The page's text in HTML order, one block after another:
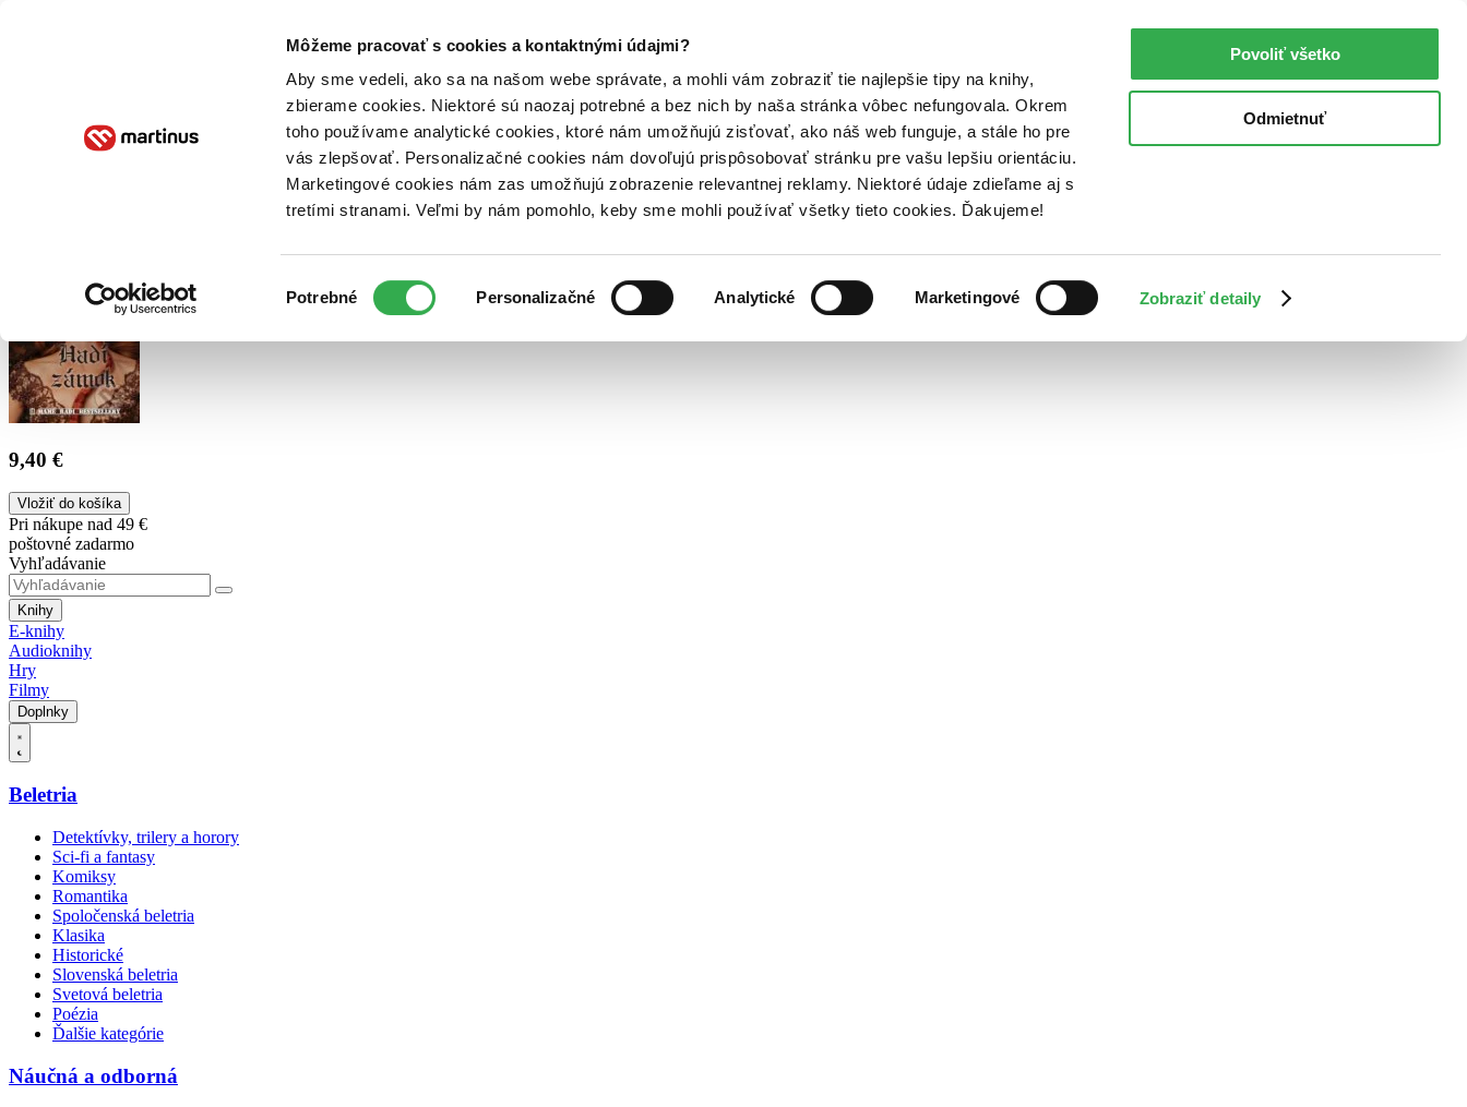
Môžeme pracovať s cookies a kontaktnými údajmi?
Aby sme vedeli, ako sa na našom webe správate, a mohli vám zobraziť tie najlepšie tipy na knihy,
zbierame cookies. Niektoré sú naozaj potrebné a bez nich by naša stránka vôbec nefungovala. Okrem
toho používame analytické cookies, ktoré nám umožňujú zisťovať, ako náš web funguje, a stále ho pre
vás zlepšovať. Personalizačné cookies nám dovoľujú prispôsobovať stránku pre vašu lepšiu orientáciu.
Marketingové cookies nám zas umožňujú zobrazenie relevantnej reklamy. Niektoré údaje zdieľame aj s
tretími stranami. Veľmi by nám pomohlo, keby sme mohli používať všetky tieto cookies. Ďakujeme!
súhlasu
Potrebné Personalizačné Analytické Marketingové Zobraziť detaily
Povoliť všetko
Odmietnuť
Poukážky Kontakt
9,40 €
Vložiť do košíka
Pri nákupe nad 49 €
poštovné zadarmo
Vyhľadávanie
Knihy
E-knihy
Audioknihy
Hry
Filmy
Doplnky
Beletria
Detektívky, trilery a horory
Sci-fi a fantasy
Komiksy
Romantika
Spoločenská beletria
Klasika
Historické
Slovenská beletria
Svetová beletria
Poézia
Ďalšie kategórie
Náučná a odborná